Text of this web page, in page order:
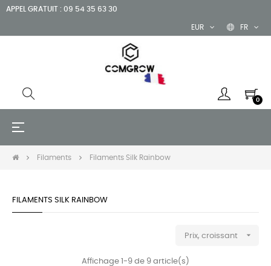
APPEL GRATUIT : 09 54 35 63 30
FR
EUR
0
Basculer
☰
Filaments Filaments Silk Rainbow
FILAMENTS SILK RAINBOW
Prix, croissant 
Affichage 1-9 de 9 article(s)